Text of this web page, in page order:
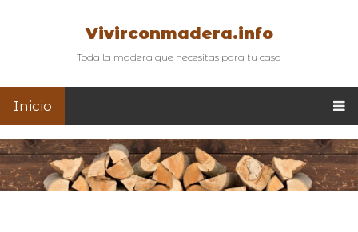
Vivirconmadera.info
Toda la madera que necesitas para tu casa
Inicio